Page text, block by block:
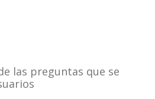
las preguntas que se